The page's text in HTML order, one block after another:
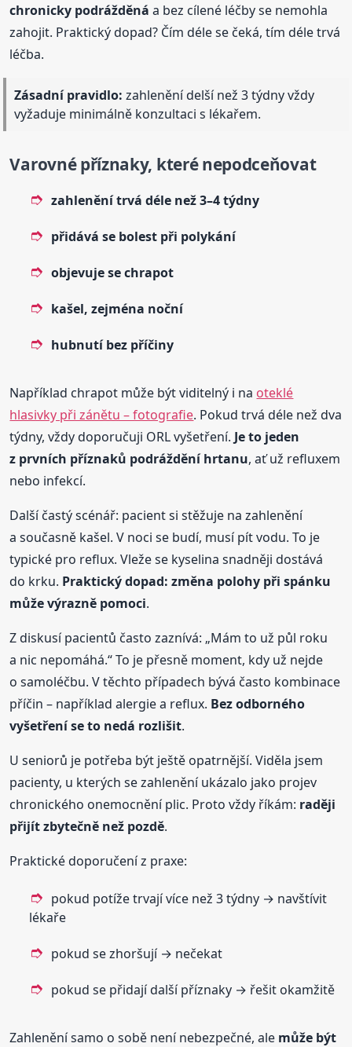
chronicky podrážděná a bez cílené léčby se nemohla
zahojit. Praktický dopad? Čím déle se čeká, tím déle trvá
léčba.
Zásadní pravidlo: zahlenění delší než 3 týdny vždy
vyžaduje minimálně konzultaci s lékařem.
Varovné příznaky, které nepodceňovat
zahlenění trvá déle než 3–4 týdny
přidává se bolest při polykání
objevuje se chrapot
kašel, zejména noční
hubnutí bez příčiny
Například chrapot může být viditelný i na oteklé
hlasivky při zánětu – fotografie. Pokud trvá déle než dva
týdny, vždy doporučuji ORL vyšetření. Je to jeden
z prvních příznaků podráždění hrtanu, ať už refluxem
nebo infekcí.
Další častý scénář: pacient si stěžuje na zahlenění
a současně kašel. V noci se budí, musí pít vodu. To je
typické pro reflux. Vleže se kyselina snadněji dostává
do krku. Praktický dopad: změna polohy při spánku
může výrazně pomoci.
Z diskusí pacientů často zaznívá: „Mám to už půl roku
a nic nepomáhá.“ To je přesně moment, kdy už nejde
o samoléčbu. V těchto případech bývá často kombinace
příčin – například alergie a reflux. Bez odborného
vyšetření se to nedá rozlišit.
U seniorů je potřeba být ještě opatrnější. Viděla jsem
pacienty, u kterých se zahlenění ukázalo jako projev
chronického onemocnění plic. Proto vždy říkám: raději
přijít zbytečně než pozdě.
Praktické doporučení z praxe:
pokud potíže trvají více než 3 týdny → navštívit
lékaře
pokud se zhoršují → nečekat
pokud se přidají další příznaky → řešit okamžitě
Zahlenění samo o sobě není nebezpečné, ale může být